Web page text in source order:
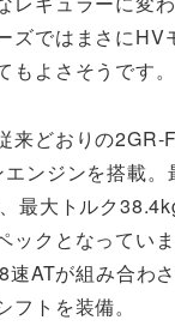
ズではまさにHV
もよさそうです。
来どおりの2GR-
ンジンを搭載。
最大トルク
ックとなってい
速ATが組み合わ
トを装備。